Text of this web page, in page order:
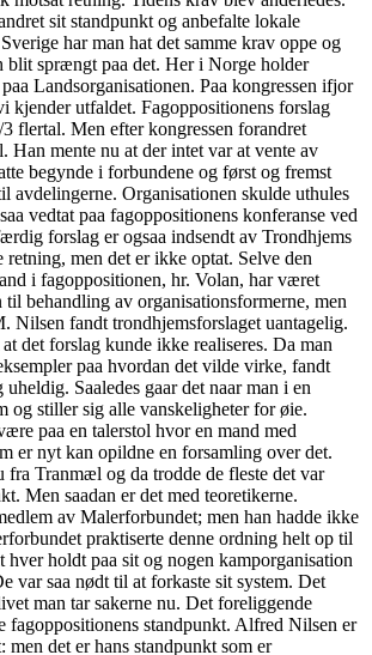
sit standpunkt og anbefalte lokale
har man hat det samme krav oppe og
blit sprængt paa det. Her i Norge holder
Landsorganisationen. Paa kongressen ifjor
kjender utfaldet. Fagoppositionens forslag
flertal. Men efter kongressen forandret
Han mente nu at der intet var at vente av
begynde i forbundene og først og fremst
avdelingerne. Organisationen skulde uthules
vedtat paa fagoppositionens konferanse ved
forslag er ogsaa indsendt av Trondhjems
retning, men det er ikke optat. Selve den
i fagoppositionen, hr. Volan, har været
til behandling av organisationsformerne, men
Nilsen fandt trondhjemsforslaget uantagelig.
det forslag kunde ikke realiseres. Da man
paa hvordan det vilde virke, fandt
Saaledes gaar det naar man i en
og stiller sig alle vanskeligheter for øie.
paa en talerstol hvor en mand med
er nyt kan opildne en forsamling over det.
fra Tranmæl og da trodde de fleste det var
Men saadan er det med teoretikerne.
av Malerforbundet; men han hadde ikke
praktiserte denne ordning helt op til
hver holdt paa sit og nogen kamporganisation
var saa nødt til at forkaste sit system. Det
man tar sakerne nu. Det foreliggende
fagoppositionens standpunkt. Alfred Nilsen er
det er hans standpunkt som er